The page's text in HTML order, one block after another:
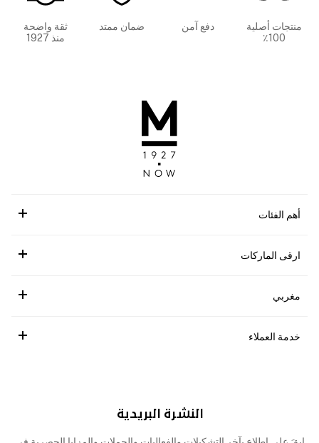
منتجات أصلية
100٪
دفع آمن ضمان ممتد
ثقة واضحة
منذ 1927
أهم الفئات
ارقى الماركات
مغربي
خدمة العملاء
النشرة البريدية